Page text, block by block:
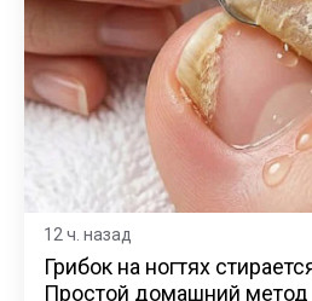
12 ч. назад
Грибок на ногтях
Простой домашний метод